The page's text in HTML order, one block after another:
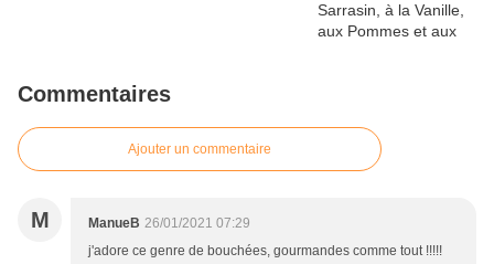
Commentaires
Ajouter un commentaire
M ManueB 26/01/2021 07:29
j'adore ce genre de bouchées, gourmandes comme tout !!!!!